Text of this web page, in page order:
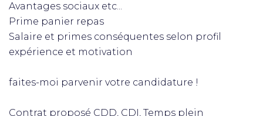
Avantages sociaux etc...
Prime panier repas
Salaire et primes conséquentes selon profil
expérience et motivation
faites-moi parvenir votre candidature !
Contrat proposé CDD, CDI, Temps plein